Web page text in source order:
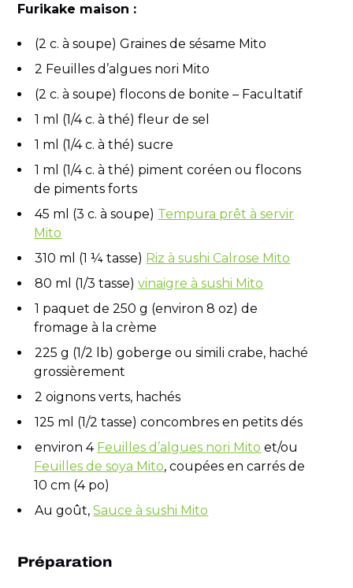
Furikake maison :
(2 c. à soupe) Graines de sésame Mito
2 Feuilles d’algues nori Mito
(2 c. à soupe) flocons de bonite – Facultatif
1 ml (1/4 c. à thé) fleur de sel
1 ml (1/4 c. à thé) sucre
1 ml (1/4 c. à thé) piment coréen ou flocons
de piments forts
45 ml (3 c. à soupe) Tempura prêt à servir
Mito
310 ml (1 ¼ tasse) Riz à sushi Calrose Mito
80 ml (1/3 tasse)vinaigre à sushi Mito
1 paquet de 250 g (environ 8 oz) de
fromage à la crème
225 g (1/2 lb) goberge ou simili crabe, haché
grossièrement
2 oignons verts, hachés
125 ml (1/2 tasse) concombres en petits dés
environ 4 Feuilles d’algues nori Mito et/ou
Feuilles de soya Mito, coupées en carrés de
10 cm (4 po)
Au goût,Sauce à sushi Mito
Préparation